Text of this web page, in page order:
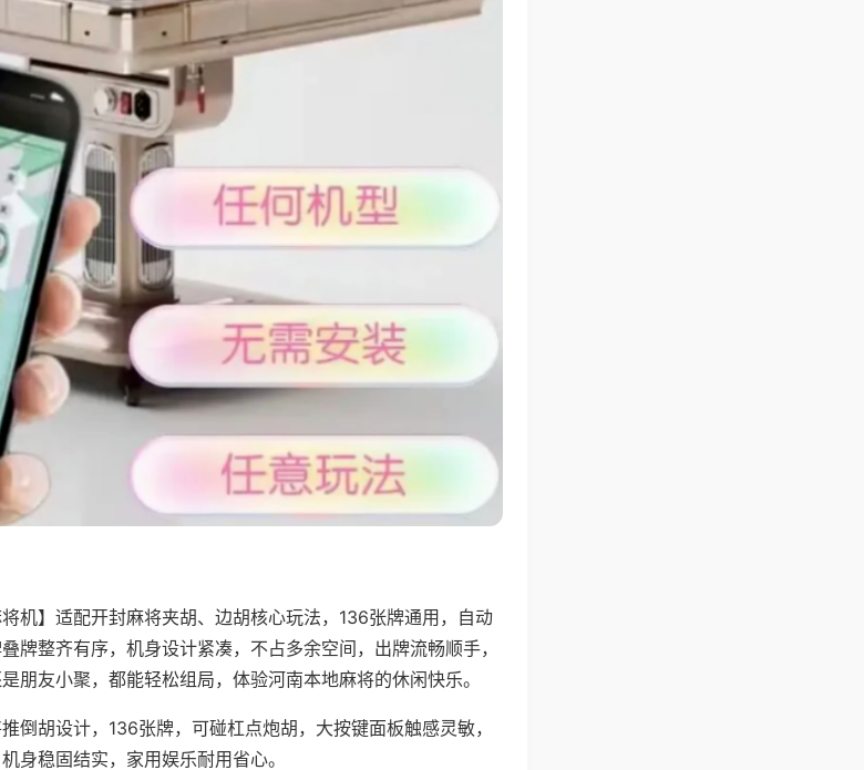
将机】适配开封麻将夹胡、边胡核心玩法，136张牌通用，自动
牌整齐有序，机身设计紧凑，不占多余空间，出牌流畅顺手，
朋友小聚，都能轻松组局，体验河南本地麻将的休闲快乐。
倒胡设计，136张牌，可碰杠点炮胡，大按键面板触感灵敏，
身稳固结实，家用娱乐耐用省心。